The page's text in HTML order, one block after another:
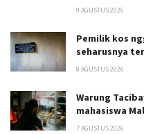
9 AGUSTUS 2026
Pemilik kos
seharusnya
8 AGUSTUS 2026
Warung
mahasiswa
7 AGUSTUS 2026